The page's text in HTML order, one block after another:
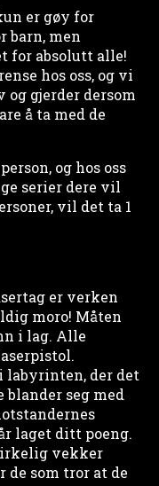
er gøy for
barn, men
for absolutt alle!
hos oss, og vi
gjerder dersom
å ta med de
og hos oss
serier dere vil
vil det ta 1
er verken
moro! Måten
i lag. Alle
labyrinten, der det
seg med
laget ditt poeng.
vekker
som tror at de